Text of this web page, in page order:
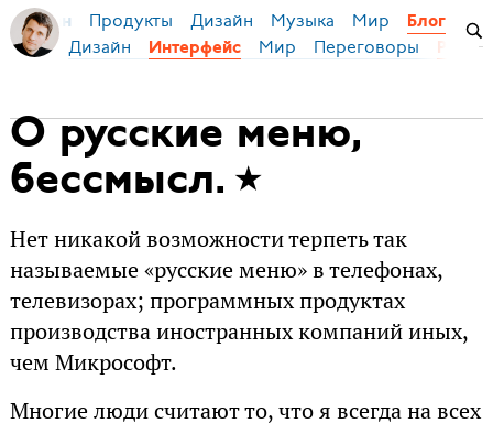
Бирман Продукты Дизайн Музыка Мир Блог
Дизайн Интерфейс Мир Переговоры
О русские меню,
бессмысл.
Нет никакой возможности терпеть так
называемые «русские меню» в телефонах,
телевизорах; программных продуктах
производства иностранных компаний иных,
чем Микрософт.
Многие люди считают то, что я всегда на всех